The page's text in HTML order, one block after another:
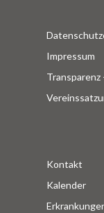
Impressum
Kontakt
Kalender